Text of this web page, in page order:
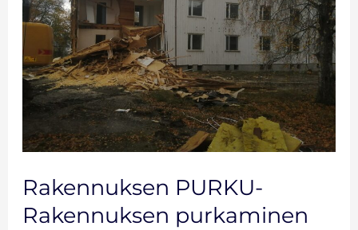
Rakennuksen PURKU-
Rakennuksen purkaminen